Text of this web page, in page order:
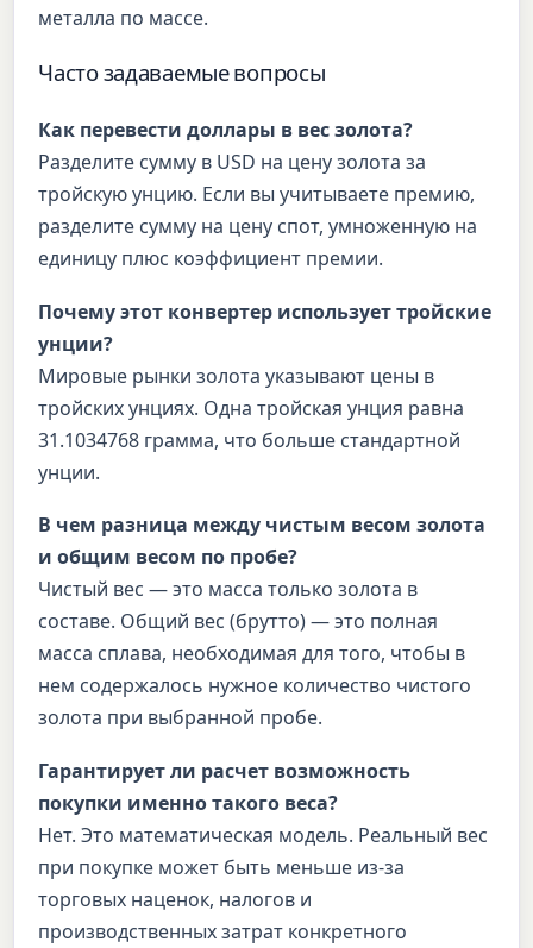
металла по массе.
Часто задаваемые вопросы
Как перевести доллары в вес золота?
Разделите сумму в USD на цену золота за
тройскую унцию. Если вы учитываете премию,
разделите сумму на цену спот, умноженную на
единицу плюс коэффициент премии.
Почему этот конвертер использует тройские
унции?
Мировые рынки золота указывают цены в
тройских унциях. Одна тройская унция равна
31.1034768 грамма, что больше стандартной
унции.
В чем разница между чистым весом золота
и общим весом по пробе?
Чистый вес — это масса только золота в
составе. Общий вес (брутто) — это полная
масса сплава, необходимая для того, чтобы в
нем содержалось нужное количество чистого
золота при выбранной пробе.
Гарантирует ли расчет возможность
покупки именно такого веса?
Нет. Это математическая модель. Реальный вес
при покупке может быть меньше из-за
торговых наценок, налогов и
производственных затрат конкретного